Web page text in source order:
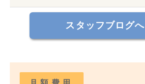
スタッフブログへ